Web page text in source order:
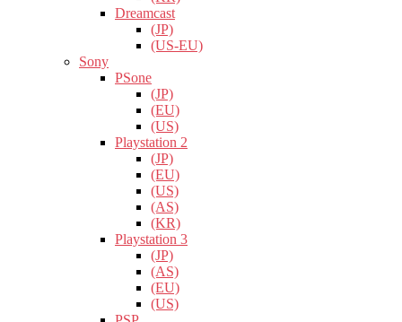
Dreamcast
(JP)
(US-EU)
Sony
PSone
(JP)
(EU)
(US)
Playstation 2
(JP)
(EU)
(US)
(AS)
(KR)
Playstation 3
(JP)
(AS)
(EU)
(US)